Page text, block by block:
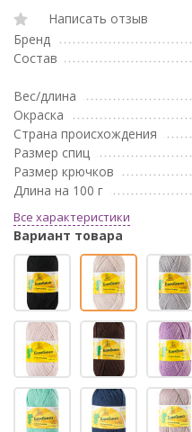
Написать отзыв
Бренд
Состав
Вес/длина
Окраска
Страна происхождения
Размер спиц
Размер крючков
Длина на 100 г
Все характеристики
Вариант товара